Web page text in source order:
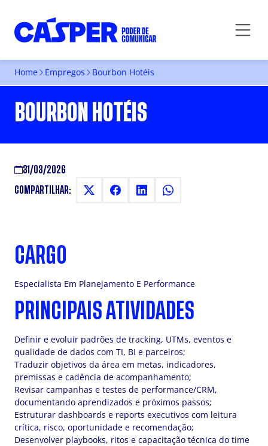
Home Empregos Bourbon Hotéis
BOURBON HOTÉIS
31/03/2026
COMPARTILHAR:
CARGO
Especialista Em Planejamento E Performance
PRINCIPAIS ATIVIDADES
Definir e evoluir padrões de tracking, UTMs, eventos e
qualidade de dados com TI, BI e parceiros;
Traduzir objetivos da área em metas, indicadores,
premissas e cadência de acompanhamento;
Revisar campanhas e testes de performance/CRM,
documentando aprendizados e próximos passos;
Estruturar dashboards e reports executivos com leitura
crítica, risco, oportunidade e recomendação;
Desenvolver playbooks, ritos e capacitação técnica do time